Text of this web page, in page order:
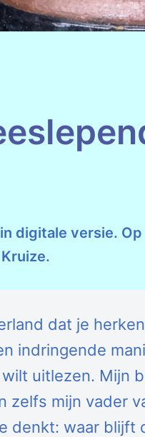
digitale versie.
dat je
indringende
uitlezen. Mijn
mijn vader
denkt: waar blijft